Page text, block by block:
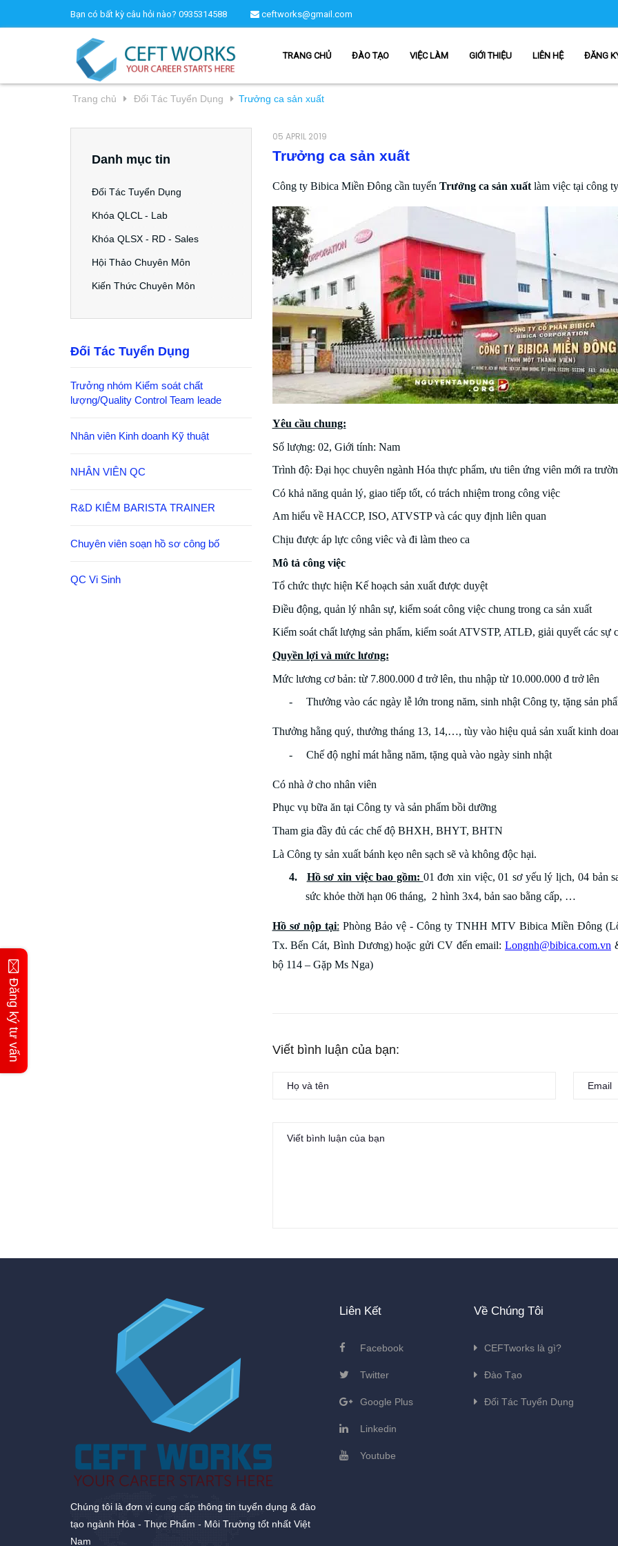
Bạn có bất kỳ câu hỏi nào? 0935314588 ceftworks@gmail.com
TRANG CHỦ ĐÀO TẠO VIỆC LÀM GIỚI THIỆU LIÊN HỆ ĐĂNG
Trang chủ Đối Tác Tuyển Dụng Trưởng ca sản xuất
05 APRIL 2019
Trưởng ca sản xuất
Công ty Bibica Miền Đông cần tuyển Trưởng ca sản xuất làm việc tại công ty
Yêu cầu chung:
Số lượng: 02, Giới tính: Nam
Trình độ: Đại học chuyên ngành Hóa thực phẩm, ưu tiên ứng viên mới ra
Có khả năng quản lý, giao tiếp tốt, có trách nhiệm trong công việc
Am hiểu về HACCP, ISO, ATVSTP và các quy định liên quan
Chịu được áp lực công viêc và đi làm theo ca
Mô tả công việc
Tổ chức thực hiện Kế hoạch sản xuất được duyệt
Điều động, quản lý nhân sự, kiểm soát công việc chung trong ca sản xuất
Kiểm soát chất lượng sản phẩm, kiểm soát ATVSTP, ATLĐ, giải quyết các sự
Quyền lợi và mức lương:
Mức lương cơ bản: từ 7.800.000 đ trở lên, thu nhập từ 10.000.000 đ trở lên
- Thưởng vào các ngày lễ lớn trong năm, sinh nhật Công ty, tặng sản
Thưởng hằng quý, thưởng tháng 13, 14,…, tùy vào hiệu quả sản xuất kinh
- Chế độ nghỉ mát hằng năm, tặng quà vào ngày sinh nhật
Có nhà ở cho nhân viên
Phục vụ bữa ăn tại Công ty và sản phẩm bồi dưỡng
Tham gia đầy đủ các chế độ BHXH, BHYT, BHTN
Là Công ty sản xuất bánh kẹo nên sạch sẽ và không độc hại.
4. Hồ sơ xin việc bao gồm: 01 đơn xin việc, 01 sơ yếu lý lịch, 04 bản
sức khỏe thời hạn 06 tháng, 2 hình 3x4, bản sao bằng cấp, …
Hồ sơ nộp tại: Phòng Bảo vệ - Công ty TNHH MTV Bibica Miền Đông
Tx. Bến Cát, Bình Dương) hoặc gửi CV đến email: Longnh@bibica.com.vn
bộ 114 – Gặp Ms Nga)
Viết bình luận của bạn:
Danh mục tin
Đối Tác Tuyển Dụng
Khóa QLCL - Lab
Khóa QLSX - RD - Sales
Hội Thảo Chuyên Môn
Kiến Thức Chuyên Môn
Đối Tác Tuyển Dụng
Trưởng nhóm Kiểm soát chất
lượng/Quality Control Team leade
Nhân viên Kinh doanh Kỹ thuật
NHÂN VIÊN QC
R&D KIÊM BARISTA TRAINER
Chuyên viên soạn hồ sơ công bố
QC Vi Sinh
Chúng tôi là đơn vị cung cấp thông tin tuyển dụng & đào
tạo ngành Hóa - Thực Phẩm - Môi Trường tốt nhất Việt
Nam
Liên Kết
Facebook
Twitter
Google Plus
Linkedin
Youtube
Về Chúng Tôi
CEFTworks là gì?
Đào Tạo
Đối Tác Tuyển Dụng
Đăng ký tư vấn